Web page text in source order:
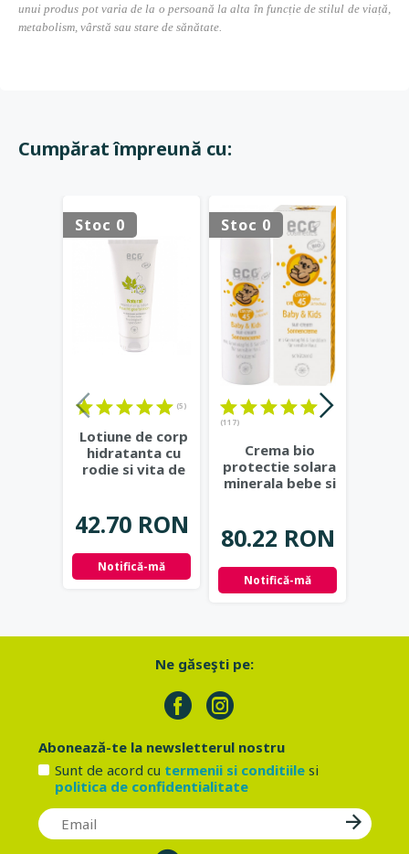
unui produs pot varia de la o persoană la alta în funcție de stilul de viață,
metabolism, vârstă sau stare de sănătate.
Cumpărat împreună cu:
Stoc 0
(5)
Lotiune de corp
hidratanta cu
rodie si vita de
42.70 RON
Notifică-mă
Stoc 0
(117)
Crema bio
protectie solara
minerala bebe si
80.22 RON
Notifică-mă
Ne găseşti pe:
Abonează-te la newsletterul nostru
Sunt de acord cu termenii si conditiilesi
politica de confidentialitate